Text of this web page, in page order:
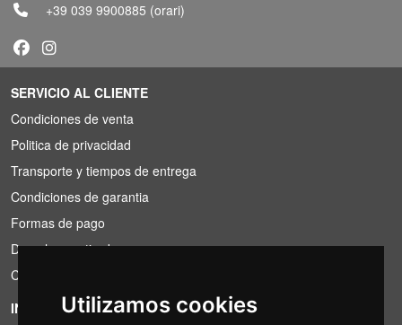
Utilizamos cookies
+39 039 9900885 (orari)
SERVICIO AL CLIENTE
Condiciones de venta
Politica de privacidad
Transporte y tiempos de entrega
Condiciones de garantia
Formas de pago
Derecho a retirada
Condiciones de IVA
INFORMACIÓN